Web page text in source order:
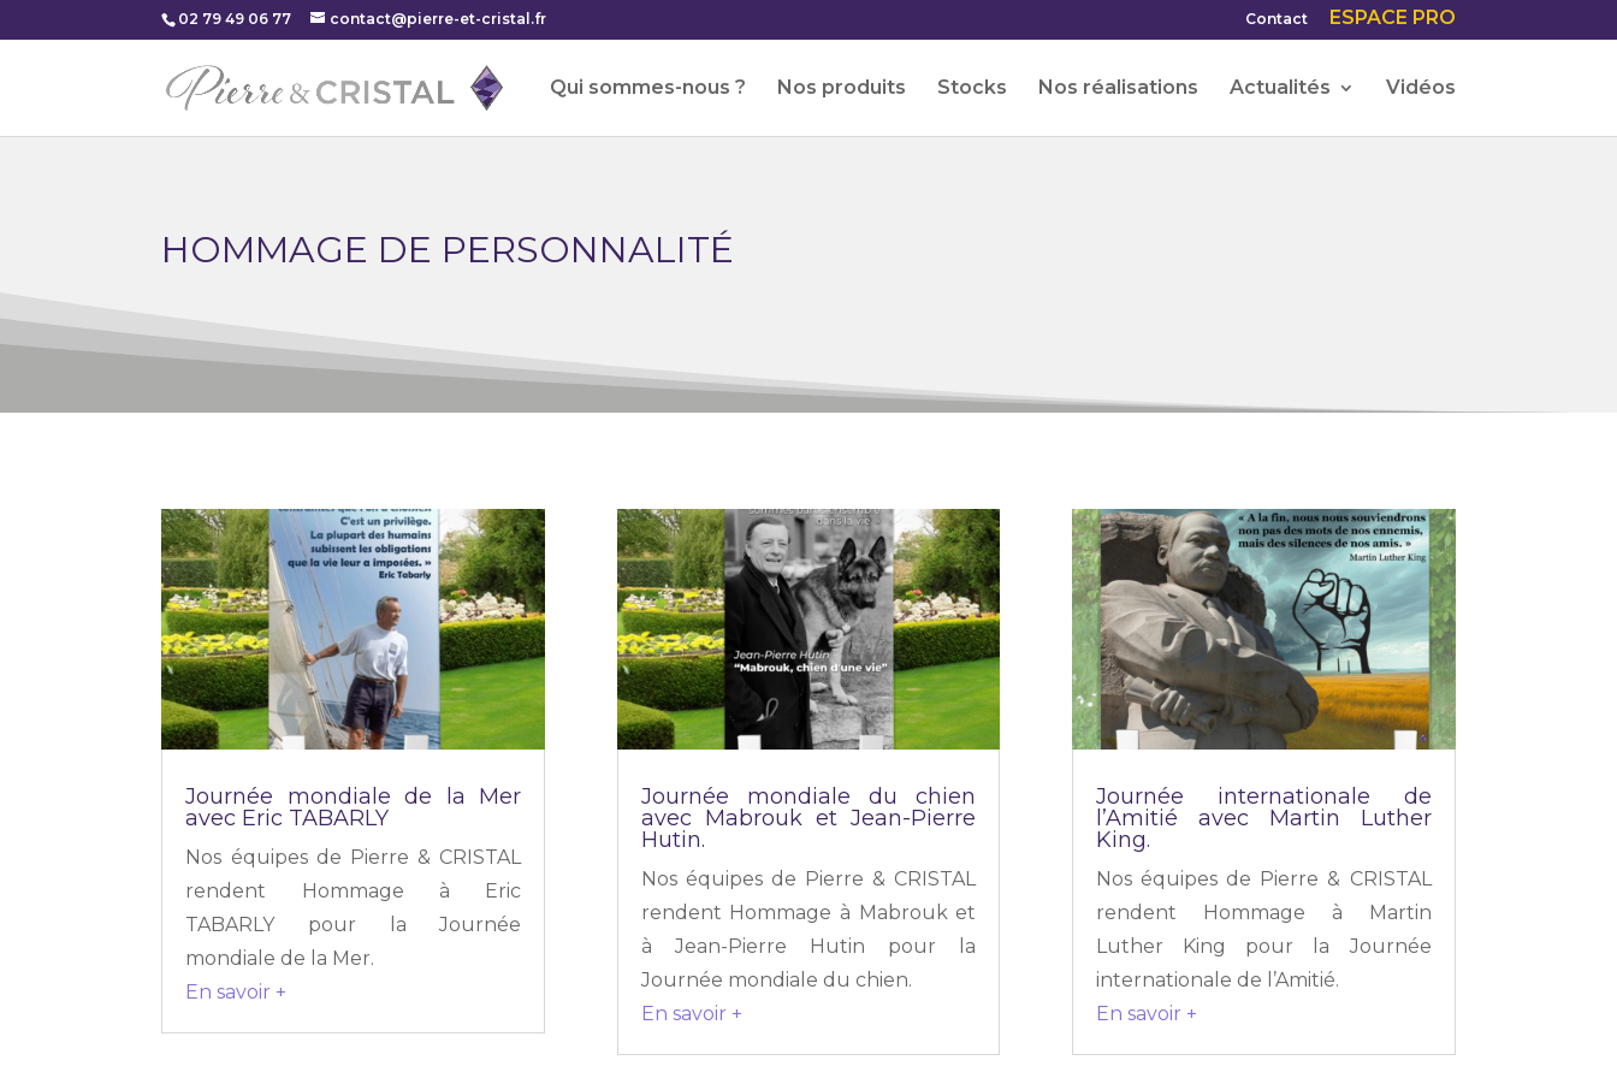
02 79 49 06 77 contact@pierre-et-cristal.fr Contact ESPACE PRO
Qui sommes-nous ? Nos produits Stocks Nos réalisations Actualités Vidéos
HOMMAGE DE PERSONNALITÉ
Journée mondiale de la Mer
avec Eric TABARLY
Nos équipes de Pierre & CRISTAL
rendent Hommage à Eric
TABARLY pour la Journée
mondiale de la Mer.
En savoir +
Journée mondiale du chien
avec Mabrouk et Jean-Pierre
Hutin.
Nos équipes de Pierre & CRISTAL
rendent Hommage à Mabrouk et
à Jean-Pierre Hutin pour la
Journée mondiale du chien.
En savoir +
Journée internationale de
l’Amitié avec Martin Luther
King.
Nos équipes de Pierre & CRISTAL
rendent Hommage à Martin
Luther King pour la Journée
internationale de l’Amitié.
En savoir +